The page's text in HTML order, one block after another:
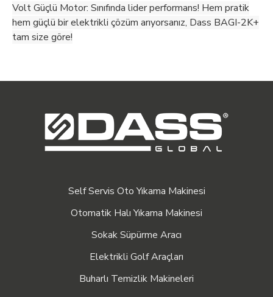
Volt Güçlü Motor: Sınıfında lider performans! Hem pratik
hem güçlü bir elektrikli çözüm arıyorsanız, Dass BAGI-2K+
tam size göre!
Self Servis Oto Yıkama Makinesi
Otomatik Halı Yıkama Makinesi
Sokak Süpürme Aracı
Elektrikli Golf Araçları
Buharlı Temizlik Makineleri